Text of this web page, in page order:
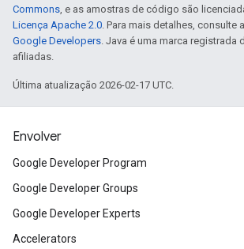
Commons, e as amostras de código são
Licença Apache 2.0. Para mais detalhes, consulte
Google Developers. Java é uma marca registrada
afiliadas.
Última atualização 2026-02-17 UTC.
Envolver
Google Developer Program
Google Developer Groups
Google Developer Experts
Accelerators